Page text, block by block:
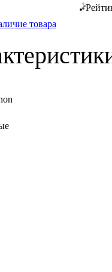
товара